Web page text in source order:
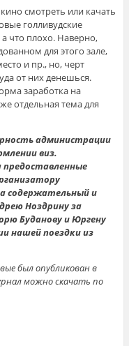
смотреть или качать
голливудские
что плохо. Наверно,
для этого зале,
и пр., но, черт
от них денешься.
заработка на
отдельная тема для
администрации
виз.
предоставленные
содержательный и
Ноздрину за
Буданову и Юргену
нашей поездки из
был опубликован в
можно скачать по